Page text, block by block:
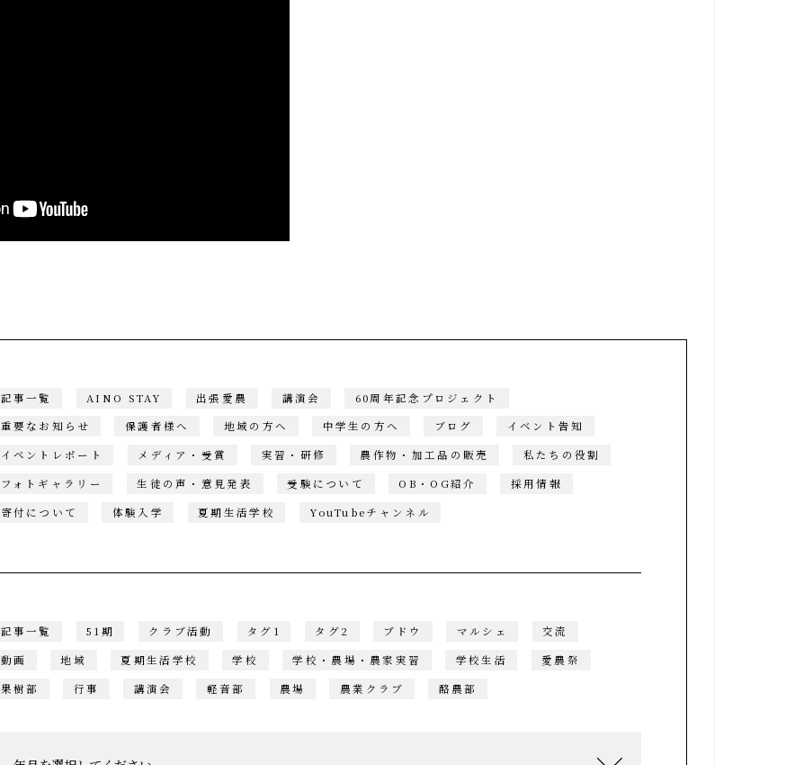
記事一覧 AINO STAY 出張愛農 講演会
60周年記念プロジェクト
重要なお知らせ
保護者様へ 地域の方へ 中学生の方へ ブログ
イベント告知
イベントレポート
メディア・受賞 実習・研修 農作物・加工品の販売
私たちの役割
フォトギャラリー
生徒の声・意見発表 受験について OB・OG紹介
採用情報
寄付について
体験入学 夏期生活学校 YouTubeチャンネル
記事一覧 51期 クラブ活動 タグ1 タグ2 ブドウ マルシェ
交流
動画
地域 夏期生活学校 学校 学校・農場・農家実習 学校生活
愛農祭
果樹部
行事 講演会 軽音部 農場 農業クラブ 酪農部